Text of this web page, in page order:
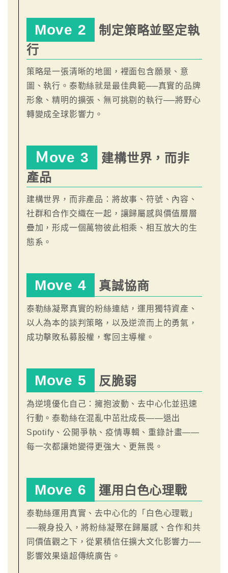
Move 2
制定策略並堅定執
行
策略是一張清晰的地圖，裡面包含願景、意
圖、執行。泰勒絲就是最佳典範──真實的品牌
形象、精明的擴張、無可挑剔的執行──將野心
轉變成全球影響力。
Ｍove 3
建構世界，而非
產品
建構世界，而非產品：將故事、符號、內容、
社群和合作交織在一起，讓歸屬感與價值層層
疊加，形成一個萬物彼此相乘、相互放大的生
態系。
Move 4 真誠協商
泰勒絲凝聚真實的粉絲連結，運用獨特資產、
以人為本的談判策略，以及逆流而上的勇氣，
成功擊敗私募股權，奪回主導權。
Move 5 反脆弱
為逆境優化自己：擁抱波動、去中心化並迅速
行動。泰勒絲在混亂中茁壯成長——退出
Spotify、公開爭執、疫情專輯、重錄計畫——
每一次都讓她變得更強大、更無畏。
Move 6 運用白色心理戰
泰勒絲運用真實、去中心化的「白色心理戰」
──親身投入，將粉絲凝聚在歸屬感、合作和共
同價值觀之下，從累積信任擴大文化影響力──
影響效果遠超傳統廣告。